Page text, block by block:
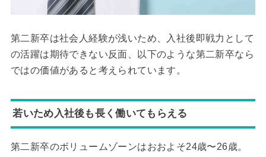
第二新卒は社会人経験が浅いため、入社後即戦力として
の活躍は期待できない反面、以下のような第二新卒なら
ではの価値があると考えられています。
若いため入社後も長く働いてもらえる
第二新卒のボリュームゾーンはおおよそ24歳〜26歳。